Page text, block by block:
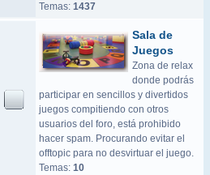
Temas: 1437
Sala de
Juegos
Zona de relax
donde podrás
participar en sencillos y divertidos
juegos compitiendo con otros
usuarios del foro, está prohibido
hacer spam. Procurando evitar el
offtopic para no desvirtuar el juego.
Temas: 10